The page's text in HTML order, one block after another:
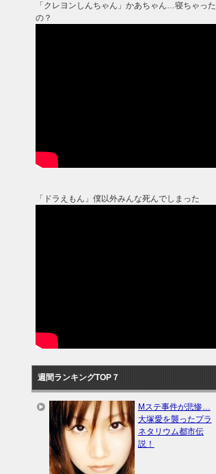
「クレヨンしんちゃん」かあちゃん…寝ちゃった
の？
「ドラえもん」僕以外みんな死んでしまった
週間ランキングTOP７
Mステ事件が悲惨…
大塚愛を襲ったプラ
ネタリウム都市伝
説！